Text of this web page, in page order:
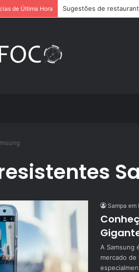
de Última Hora Sugestões de
Sampa em
A Samsung
mercado